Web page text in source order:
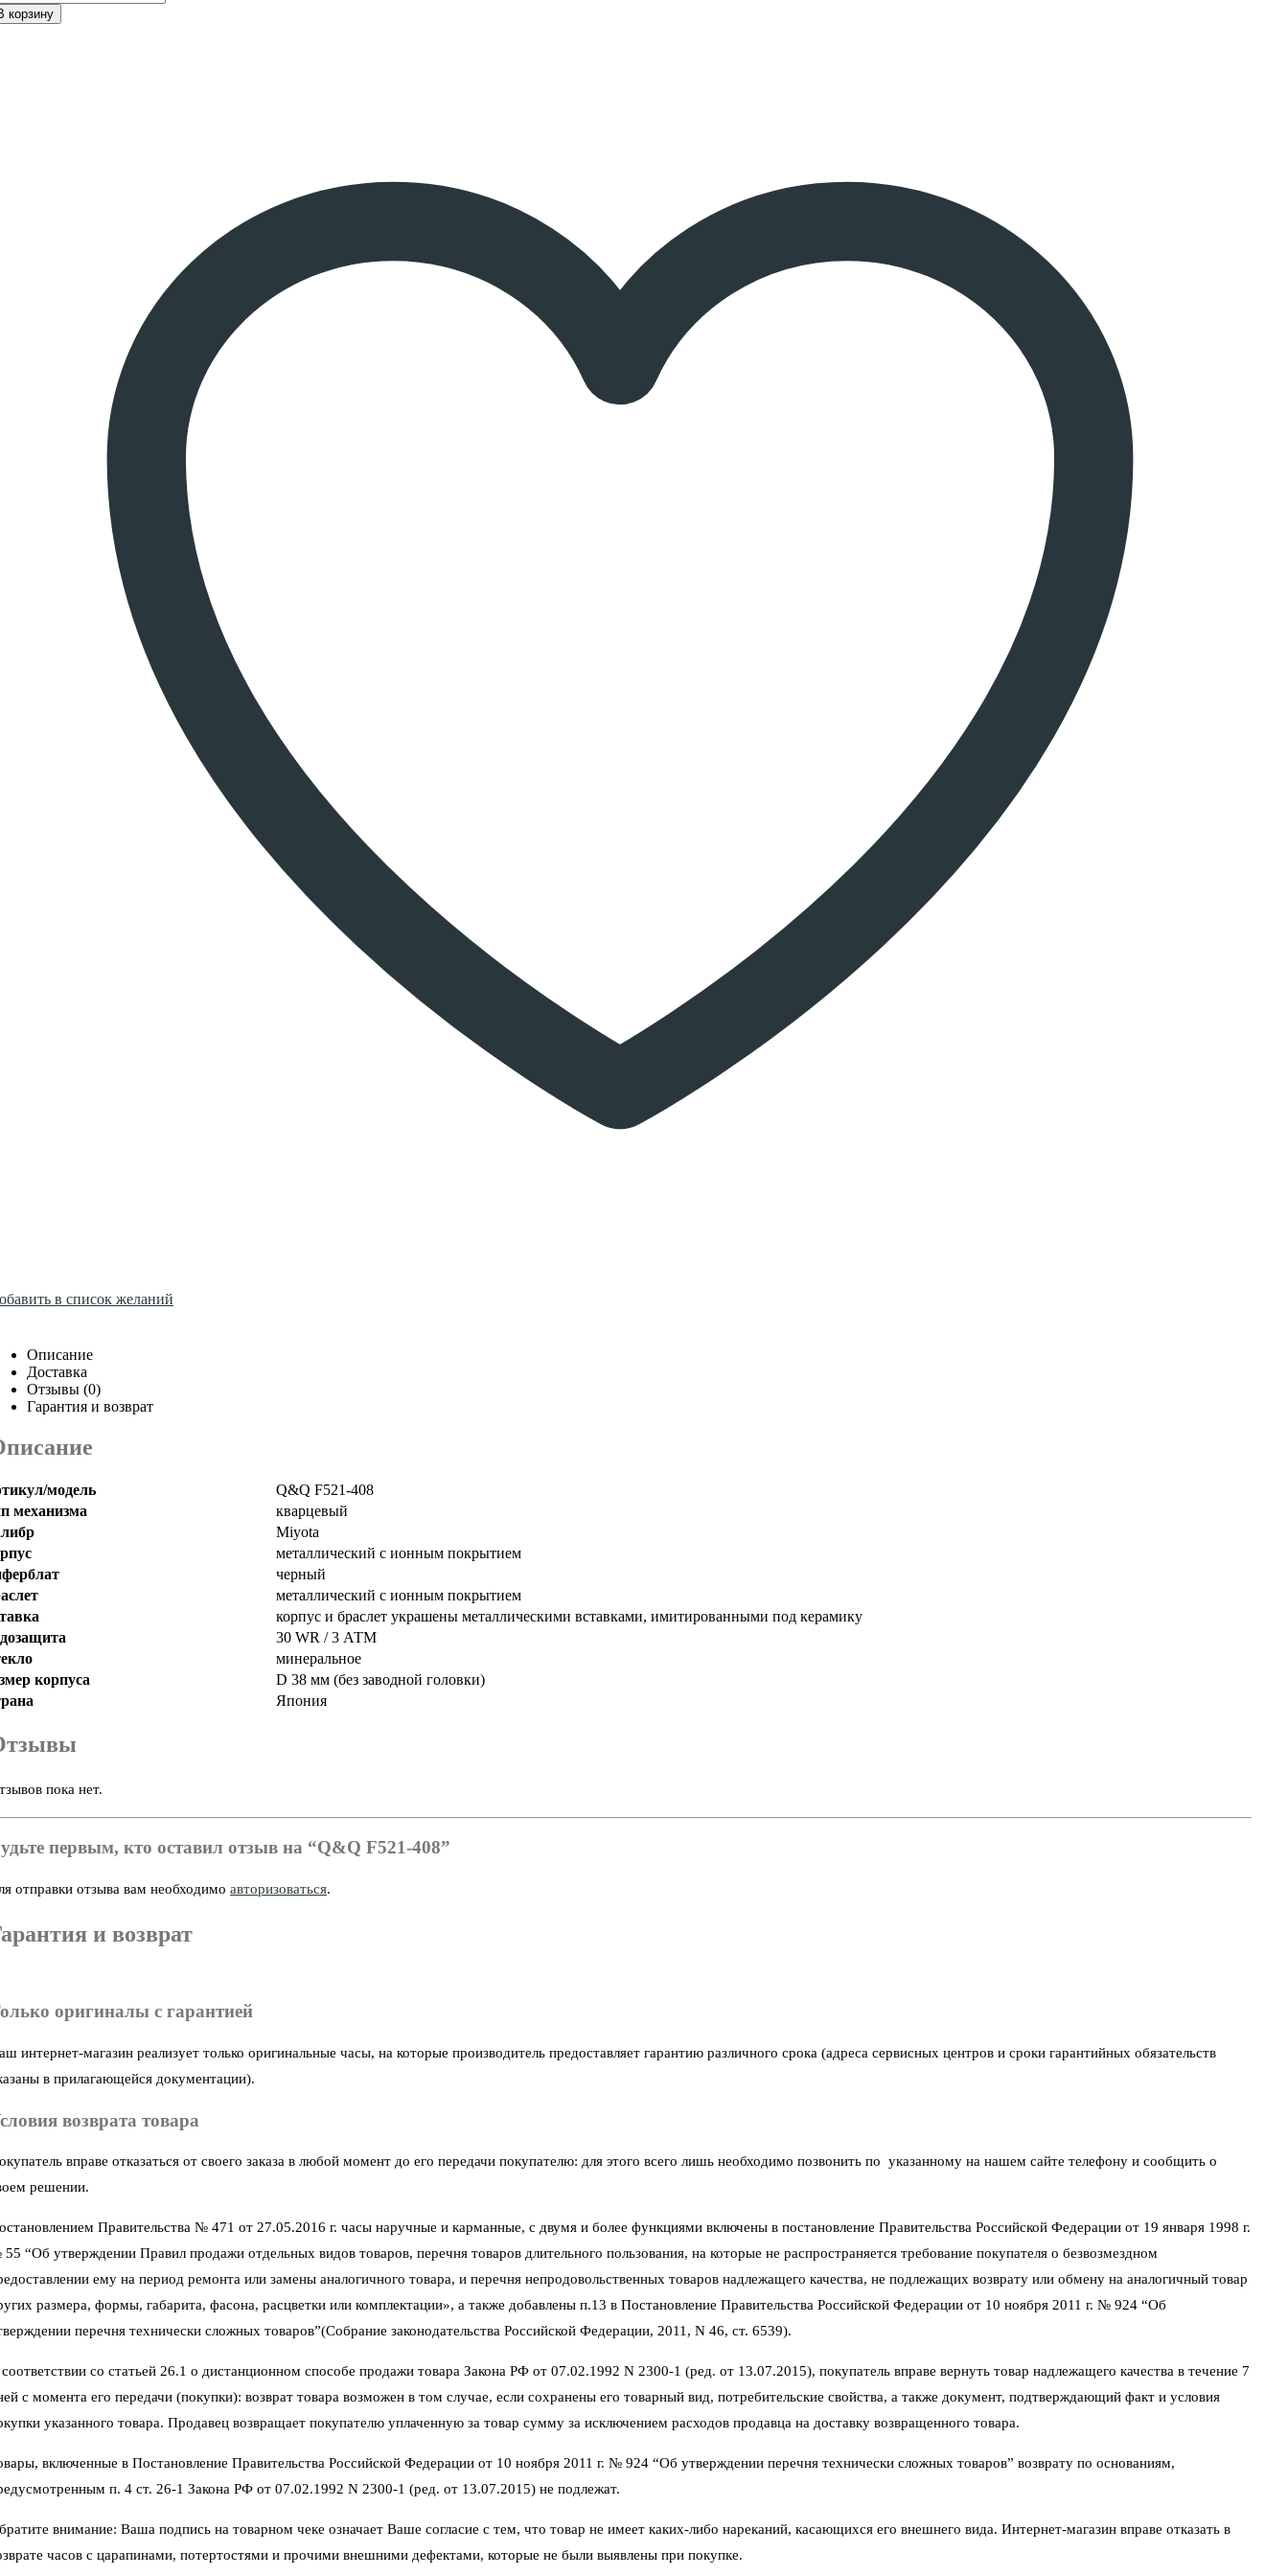
корзину
в список желаний
Описание
Доставка
Отзывы (0)
Гарантия и возврат
модель
Q&Q F521-408
механизма
кварцевый
Miyota
металлический с ионным покрытием
черный
металлический с ионным покрытием
корпус и браслет украшены металлическими вставками, имитированными под керамику
30 WR / 3 АТМ
минеральное
корпуса
D 38 мм (без заводной головки)
Япония
пока нет.
первым, кто оставил отзыв на “Q&Q F521-408”
отправки отзыва вам необходимо авторизоваться.
и возврат
оригиналы с гарантией
интернет-магазин реализует только оригинальные часы, на которые производитель предоставляет гарантию различного срока (адреса сервисных центров и сроки гарантийных обязательств
в прилагающейся документации).
возврата товара
вправе отказаться от своего заказа в любой момент до его передачи покупателю: для этого всего лишь необходимо позвонить по указанному на нашем сайте телефону и сообщить о
решении.
Правительства № 471 от 27.05.2016 г. часы наручные и карманные, с двумя и более функциями включены в постановление Правительства Российской Федерации от 19 января 1998 г.
“Об утверждении Правил продажи отдельных видов товаров, перечня товаров длительного пользования, на которые не распространяется требование покупателя о безвозмездном
ему на период ремонта или замены аналогичного товара, и перечня непродовольственных товаров надлежащего качества, не подлежащих возврату или обмену на аналогичный товар
размера, формы, габарита, фасона, расцветки или комплектации», а также добавлены п.13 в Постановление Правительства Российской Федерации от 10 ноября 2011 г. № 924 “Об
перечня технически сложных товаров”(Собрание законодательства Российской Федерации, 2011, N 46, ст. 6539).
со статьей 26.1 о дистанционном способе продажи товара Закона РФ от 07.02.1992 N 2300-1 (ред. от 13.07.2015), покупатель вправе вернуть товар надлежащего качества в течение 7
с момента его передачи (покупки): возврат товара возможен в том случае, если сохранены его товарный вид, потребительские свойства, а также документ, подтверждающий факт и условия
указанного товара. Продавец возвращает покупателю уплаченную за товар сумму за исключением расходов продавца на доставку возвращенного товара.
включенные в Постановление Правительства Российской Федерации от 10 ноября 2011 г. № 924 “Об утверждении перечня технически сложных товаров” возврату по основаниям,
п. 4 ст. 26-1 Закона РФ от 07.02.1992 N 2300-1 (ред. от 13.07.2015) не подлежат.
внимание: Ваша подпись на товарном чеке означает Ваше согласие с тем, что товар не имеет каких-либо нареканий, касающихся его внешнего вида. Интернет-магазин вправе отказать в
часов с царапинами, потертостями и прочими внешними дефектами, которые не были выявлены при покупке.